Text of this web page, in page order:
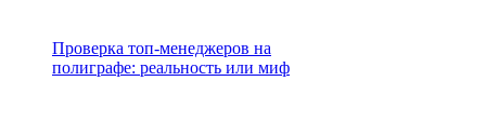
Проверка топ-менеджеров на
полиграфе: реальность или миф